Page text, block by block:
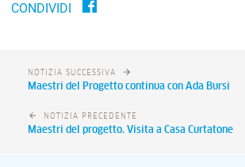
CONDIVIDI
NOTIZIA SUCCESSIVA
Maestri del Progetto continua con Ada Bursi
NOTIZIA PRECEDENTE
Maestri del progetto. Visita a Casa Curtatone